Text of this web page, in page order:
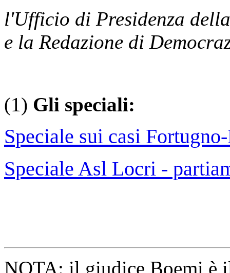
l'Ufficio di Presidenza
e la Redazione di
(1) Gli speciali:
Speciale sui casi
Speciale Asl Locri -
NOTA: il giudice Boemi è